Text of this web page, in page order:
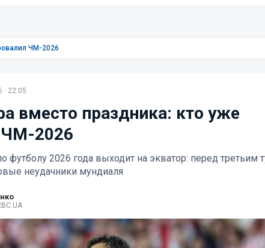
ЧМ-2026
· 22:05
вместо праздника: кто уже
ЧМ-2026
футболу 2026 года выходит на экватор: перед третьим
неудачники мундиаля